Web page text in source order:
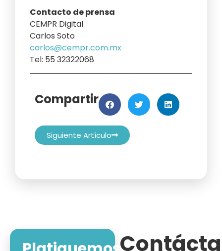
Contacto de prensa
CEMPR Digital
Carlos Soto
carlos@cempr.com.mx
Tel: 55 32322068
Compartir
Siguiente Artículo